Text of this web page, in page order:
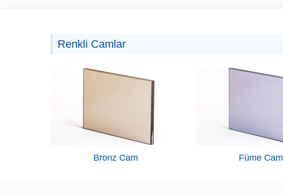
Renkli Camlar
Bronz Cam Füme Cam